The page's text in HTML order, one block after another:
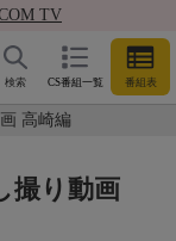
TV
CS番組一覧 番組表
検索
高崎編
撮り動画